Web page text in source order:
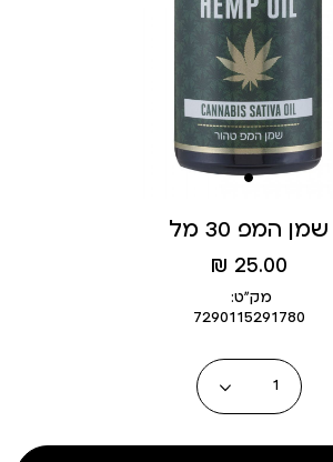
שמן המפ 30 מל
מחיר
מוצר
25.00 ₪
מק״ט:
7290115291780
כמות